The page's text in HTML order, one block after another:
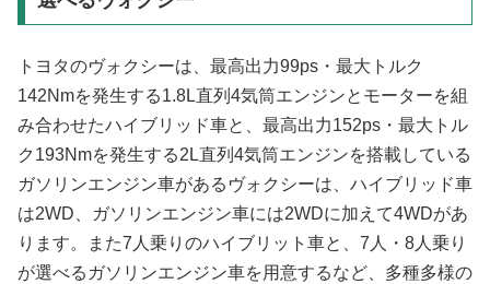
トヨタのヴォクシーは、最高出力99ps・最大トルク
142Nmを発生する1.8L直列4気筒エンジンとモーターを組
み合わせたハイブリッド車と、最高出力152ps・最大トル
ク193Nmを発生する2L直列4気筒エンジンを搭載している
ガソリンエンジン車があるヴォクシーは、ハイブリッド車
は2WD、ガソリンエンジン車には2WDに加えて4WDがあ
ります。また7人乗りのハイブリット車と、7人・8人乗り
が選べるガソリンエンジン車を用意するなど、多種多様の